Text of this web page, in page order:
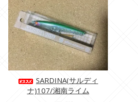
SARDINA(サルディ
ナ)107/湘南ライム